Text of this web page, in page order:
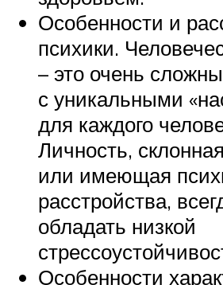
Особенности и
психики.
– это очень
с уникальными
для каждого
Личность,
или имеющая
расстройства,
обладать низкой
Особенности